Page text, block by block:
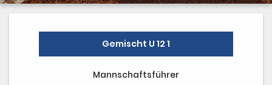
Mannschaften
Preise / Kosten
Dokumente
Gemischt U 12 1
Mannschaftsführer